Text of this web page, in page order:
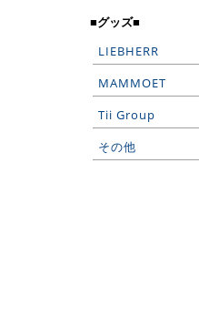
■グッズ■
LIEBHERR
MAMMOET
Tii Group
その他